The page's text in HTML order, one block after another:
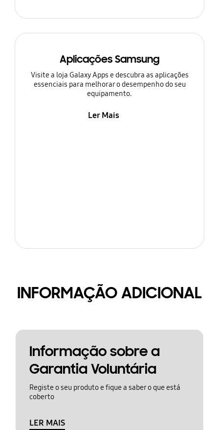
Aplicações Samsung
Visite a loja Galaxy Apps e descubra as aplicações
essenciais para melhorar o desempenho do seu
equipamento.
Ler Mais
INFORMAÇÃO ADICIONAL
Informação sobre a
Garantia Voluntária
Registe o seu produto e fique a saber o que está
coberto
LER MAIS